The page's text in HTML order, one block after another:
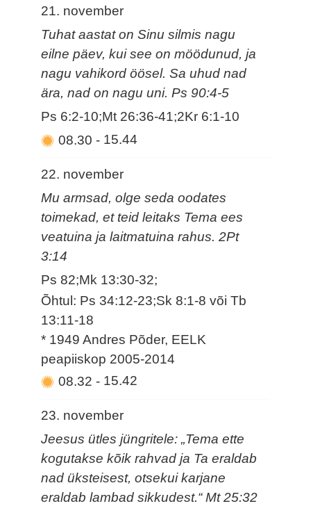
21. november
Tuhat aastat on Sinu silmis nagu
eilne päev, kui see on möödunud, ja
nagu vahikord öösel. Sa uhud nad
ära, nad on nagu uni. Ps 90:4-5
Ps 6:2-10;Mt 26:36-41;2Kr 6:1-10
08.30- 15.44
22. november
Mu armsad, olge seda oodates
toimekad, et teid leitaks Tema ees
veatuina ja laitmatuina rahus. 2Pt
3:14
Ps 82;Mk 13:30-32;
Õhtul: Ps 34:12-23;Sk 8:1-8 või Tb
13:11-18
* 1949 Andres Põder, EELK
peapiiskop 2005-2014
08.32- 15.42
23. november
Jeesus ütles jüngritele: „Tema ette
kogutakse kõik rahvad ja Ta eraldab
nad üksteisest, otsekui karjane
eraldab lambad sikkudest.“ Mt 25:32